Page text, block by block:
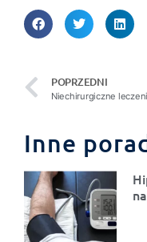
POPRZEDNI
Inne